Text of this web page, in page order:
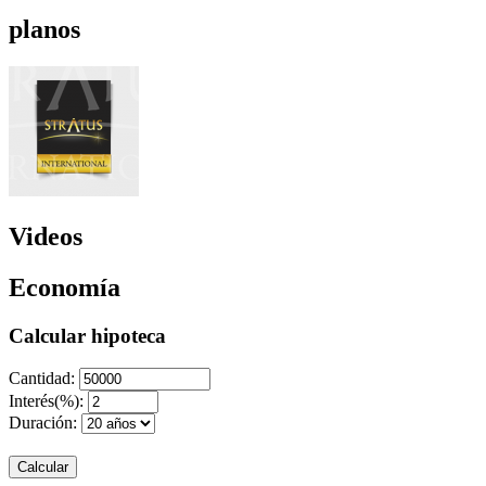
planos
Videos
Economía
Calcular hipoteca
Cantidad:
Interés(%):
Duración:
Calcular